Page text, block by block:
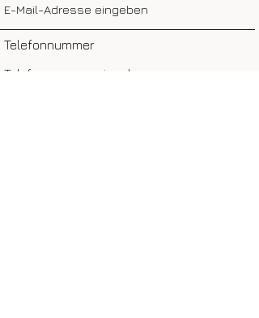
Telefonnummer